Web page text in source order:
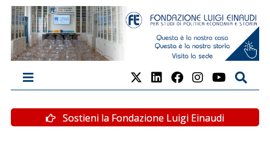
Sostieni la Fondazione Luigi Einaudi